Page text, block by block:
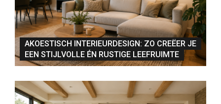
AKOESTISCH INTERIEURDESIGN: ZO CREËER JE
EEN STIJLVOLLE ÉN RUSTIGE LEEFRUIMTE